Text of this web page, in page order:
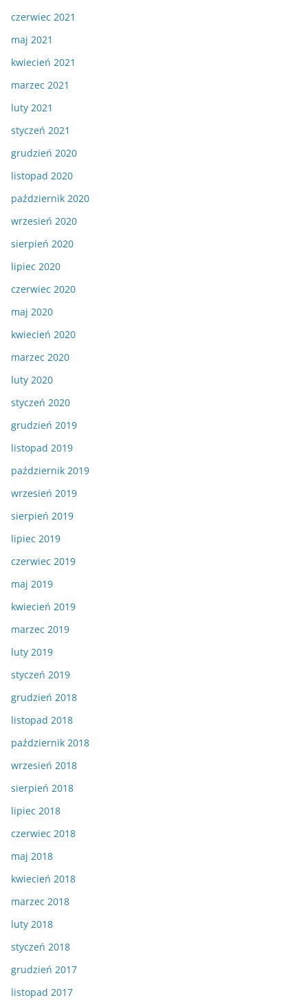
czerwiec 2021
maj 2021
kwiecień 2021
marzec 2021
luty 2021
styczeń 2021
grudzień 2020
listopad 2020
październik 2020
wrzesień 2020
sierpień 2020
lipiec 2020
czerwiec 2020
maj 2020
kwiecień 2020
marzec 2020
luty 2020
styczeń 2020
grudzień 2019
listopad 2019
październik 2019
wrzesień 2019
sierpień 2019
lipiec 2019
czerwiec 2019
maj 2019
kwiecień 2019
marzec 2019
luty 2019
styczeń 2019
grudzień 2018
listopad 2018
październik 2018
wrzesień 2018
sierpień 2018
lipiec 2018
czerwiec 2018
maj 2018
kwiecień 2018
marzec 2018
luty 2018
styczeń 2018
grudzień 2017
listopad 2017